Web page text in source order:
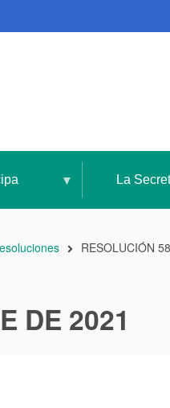
La
RESOLUCIÓN
DE 2021